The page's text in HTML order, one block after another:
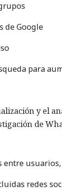
de Google
para
y el
de
entre
redes